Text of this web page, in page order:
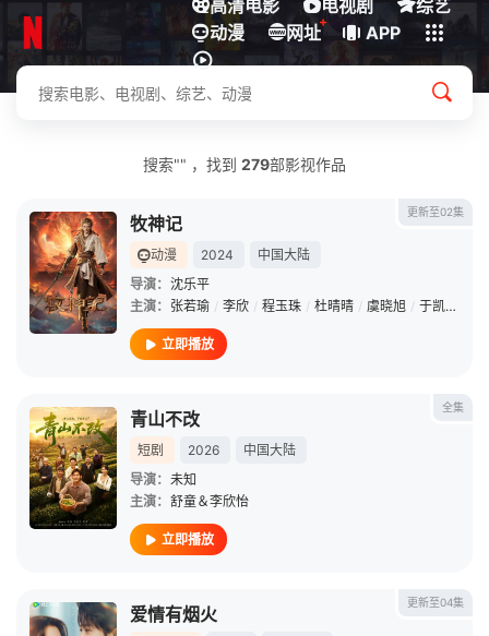
高清电影 电视剧
综艺
动漫
网址
+
APP
下载客户端
搜索"" ，找到 279部影视作品
更新至02集
牧神记
动漫 2024
中国大陆
导演： 沈乐平
主演： 张若瑜 / 李欣 / 程玉珠 / 杜晴晴 / 虞晓旭 / 于凯隆
立即播放
全集
青山不改
短剧 2026
中国大陆
导演： 未知
主演： 舒童＆李欣怡
立即播放
更新至04集
爱情有烟火